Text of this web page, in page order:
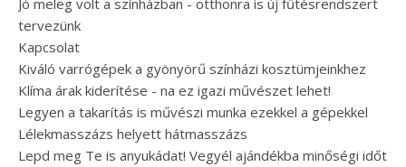
Jó meleg volt a színházban - otthonra is új fűtésrendszert
tervezünk
Kapcsolat
Kiváló varrógépek a gyönyörű színházi kosztümjeinkhez
Klíma árak kiderítése - na ez igazi művészet lehet!
Legyen a takarítás is művészi munka ezekkel a gépekkel
Lélekmasszázs helyett hátmasszázs
Lepd meg Te is anyukádat! Vegyél ajándékba minőségi időt